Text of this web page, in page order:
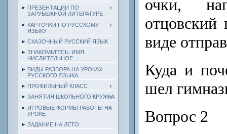
ПРЕЗЕНТАЦИИ ПО
ЗАРУБЕЖНОЙ ЛИТЕРАТУРЕ
КАРТОЧКИ ПО РУССКОМУ
ЯЗЫКУ
СКАЗОЧНЫЙ РУССКИЙ ЯЗЫК
ЗНАКОМЬТЕСЬ: ИМЯ
ЧИСЛИТЕЛЬНОЕ
ВИДЫ РАЗБОРА НА УРОКАХ
РУССКОГО ЯЗЫКА
ПРОФИЛЬНЫЙ КЛАСС
ЗАНЯТИЯ ШКОЛЬНОГО КРУЖКА
ИГРОВЫЕ ФОРМЫ РАБОТЫ НА
УРОКЕ
ЗАДАНИЕ НА ЛЕТО
очки,
виде
Куда и
шел
Вопрос 2